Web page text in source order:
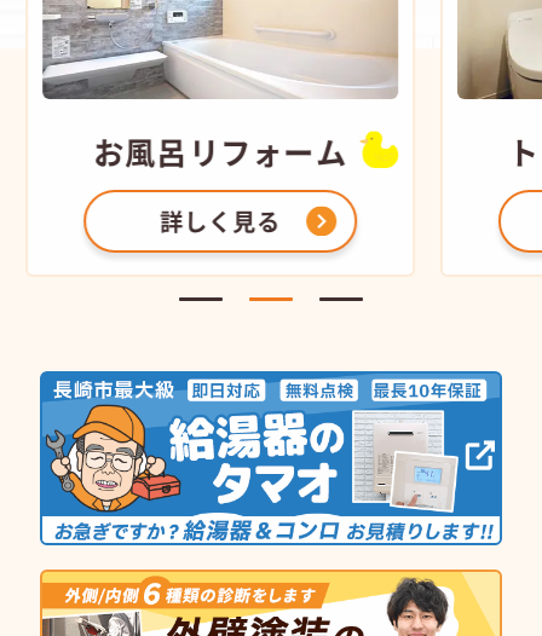
お風呂 リフォーム
詳しく見る